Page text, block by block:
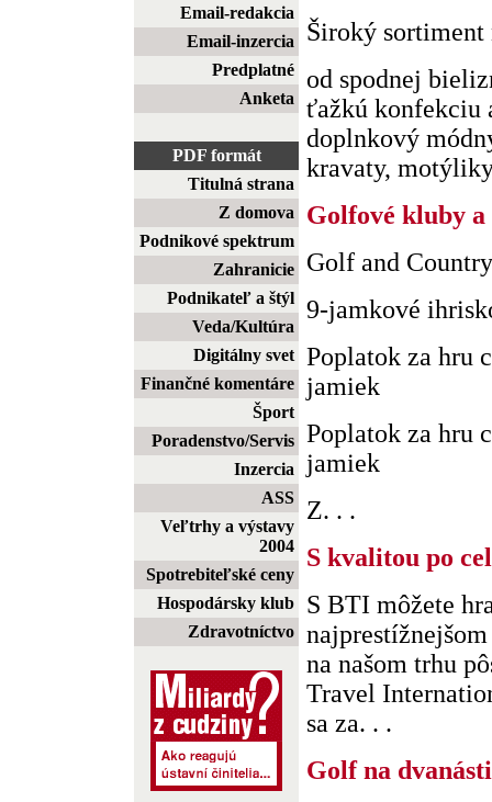
Email-redakcia
Email-inzercia
Predplatné
Anketa
PDF formát
Titulná strana
Z domova
Podnikové spektrum
Zahranicie
Podnikateľ a štýl
Veda/Kultúra
Digitálny svet
Finančné komentáre
Šport
Poradenstvo/Servis
Inzercia
ASS
Veľtrhy a výstavy
2004
Spotrebiteľské ceny
Hospodársky klub
Zdravotníctvo
Široký
od spodnej
ťažkú konfekciu
doplnkový
kravaty,
Golfové kluby a
Golf and
9-jamkové
Poplatok za hru
jamiek
Poplatok za hru
jamiek
Z. . .
S kvalitou po
S BTI môžete
na našom trhu
Travel
sa za. . .
Golf na